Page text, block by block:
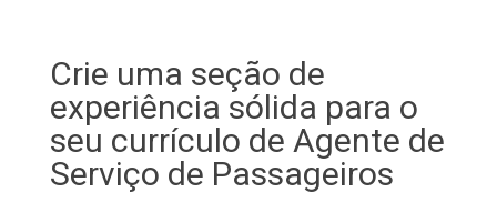
Crie uma seção de
experiência sólida para o
seu currículo de Agente de
Serviço de Passageiros